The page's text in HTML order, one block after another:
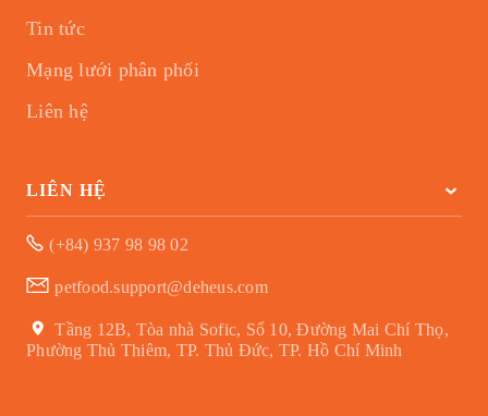
Tin tức
Mạng lưới phân phối
Liên hệ
LIÊN HỆ
(+84) 937 98 98 02
petfood.support@deheus.com
Tầng 12B, Tòa nhà Sofic, Số 10, Đường Mai Chí Thọ,
Phường Thủ Thiêm, TP. Thủ Đức, TP. Hồ Chí Minh